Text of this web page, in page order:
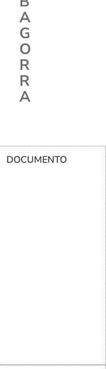
A
G
O
R
R
A
DOCUMENTO